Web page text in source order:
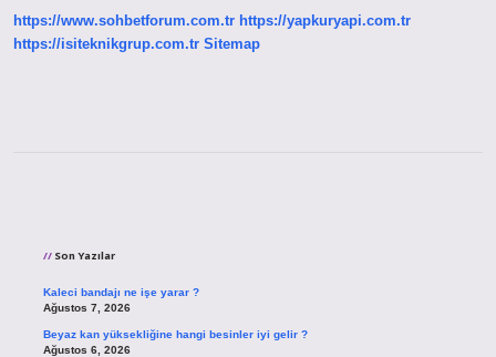
https://www.sohbetforum.com.tr https://yapkuryapi.com.tr
https://isiteknikgrup.com.tr Sitemap
Son Yazılar
Kaleci bandajı ne işe yarar ?
Ağustos 7, 2026
Beyaz kan yüksekliğine hangi besinler iyi gelir ?
Ağustos 6, 2026